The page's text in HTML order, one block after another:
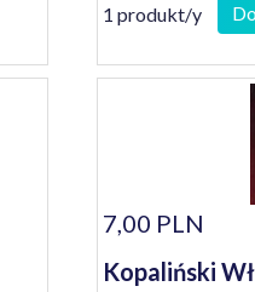
1 produkt/y
7,00 PLN
Kopaliński